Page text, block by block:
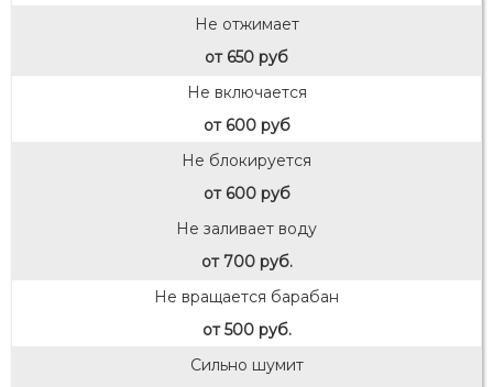
Не отжимает
от 650 руб
Не включается
от 600 руб
Не блокируется
от 600 руб
Не заливает воду
от 700 руб.
Не вращается барабан
от 500 руб.
Сильно шумит